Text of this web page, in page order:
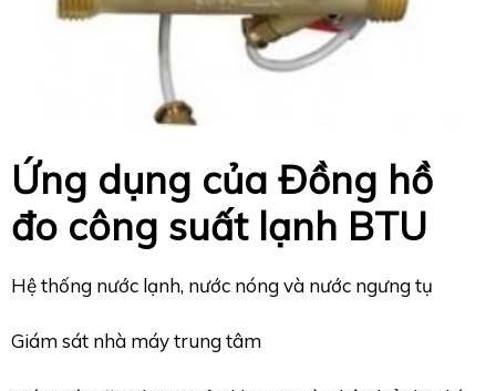
Ứng dụng của Đồng hồ
đo công suất lạnh BTU
Hệ thống nước lạnh, nước nóng và nước ngưng tụ
Giám sát nhà máy trung tâm